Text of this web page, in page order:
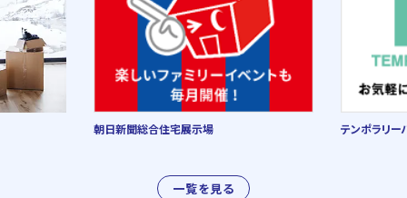
一覧を見る
朝日新聞総合住宅展示場 テンポラリー